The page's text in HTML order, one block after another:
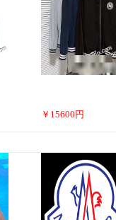
￥ 15600 円